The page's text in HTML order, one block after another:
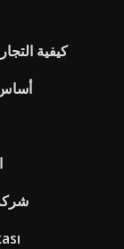
كيفية
أساس